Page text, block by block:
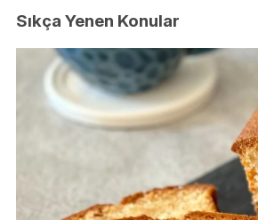
Sıkça Yenen Konular